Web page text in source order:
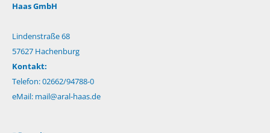
Haas GmbH
Lindenstraße 68
57627 Hachenburg
Kontakt:
Telefon: 02662/94788-0
eMail: mail@aral-haas.de